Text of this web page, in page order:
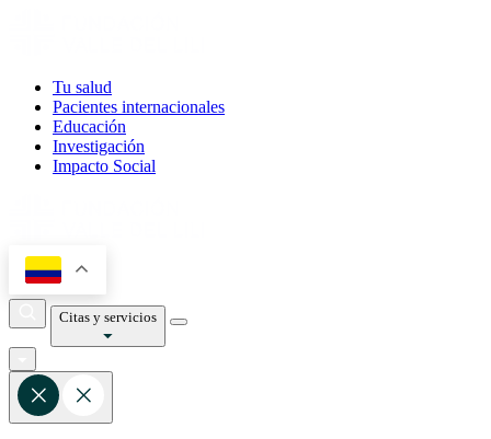
Tu salud
Pacientes internacionales
Educación
Investigación
Impacto Social
Citas y servicios